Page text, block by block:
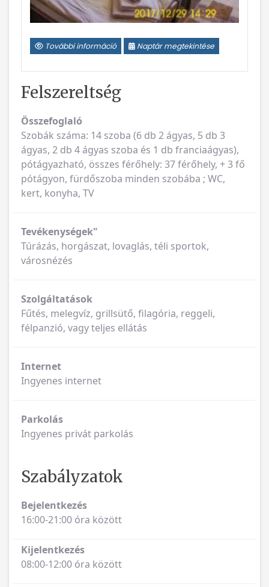
További információ Naptár megtekintése
Felszereltség
Összefoglaló
Szobák száma: 14 szoba (6 db 2 ágyas, 5 db 3
ágyas, 2 db 4 ágyas szoba és 1 db franciaágyas),
pótágyazható, összes férőhely: 37 férőhely, + 3 fő
pótágyon, fürdőszoba minden szobába ; WC,
kert, konyha, TV
Tevékenységek"
Túrázás, horgászat, lovaglás, téli sportok,
városnézés
Szolgáltatások
Fűtés, melegvíz, grillsütő, filagória, reggeli,
félpanzió, vagy teljes ellátás
Internet
Ingyenes internet
Parkolás
Ingyenes privát parkolás
Szabályzatok
Bejelentkezés
16:00-21:00 óra között
Kijelentkezés
08:00-12:00 óra között